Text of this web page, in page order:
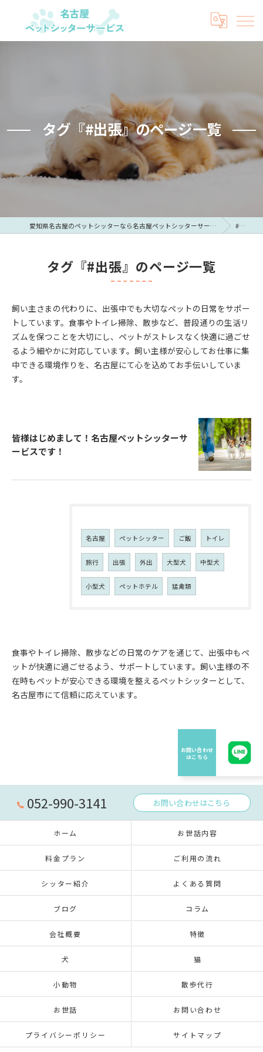
タグ『#出張』のページ一覧
愛知県名古屋のペットシッターなら名古屋ペットシッターサービス #出張
タグ『#出張』のページ一覧
飼い主さまの代わりに、出張中でも大切なペットの日常をサポー
トしています。食事やトイレ掃除、散歩など、普段通りの生活リ
ズムを保つことを大切にし、ペットがストレスなく快適に過ごせ
るよう細やかに対応しています。飼い主様が安心してお仕事に集
中できる環境作りを、名古屋にて心を込めてお手伝いしていま
す。
皆様はじめまして！名古屋ペットシッターサ
ービスです！
名古屋 ペットシッター ご飯 トイレ
旅行 出張 外出 大型犬 中型犬
小型犬 ペットホテル 猛禽類
食事やトイレ掃除、散歩などの日常のケアを通じて、出張中もペ
ットが快適に過ごせるよう、サポートしています。飼い主様の不
在時もペットが安心できる環境を整えるペットシッターとして、
名古屋市にて信頼に応えています。
052-990-3141 お問い合わせはこちら
ホーム お世話内容
料金プラン ご利用の流れ
シッター紹介 よくある質問
ブログ コラム
会社概要 特徴
犬 猫
小動物 散歩代行
お世話 お問い合わせ
プライバシーポリシー サイトマップ